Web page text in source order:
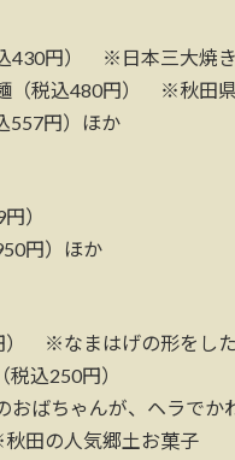
430円） ※日本三大焼
（税込480円） ※秋田
557円）ほか
）
円）ほか
） ※なまはげの形をし
税込250円）
ばちゃんが、ヘラでか
田の人気郷土お菓子